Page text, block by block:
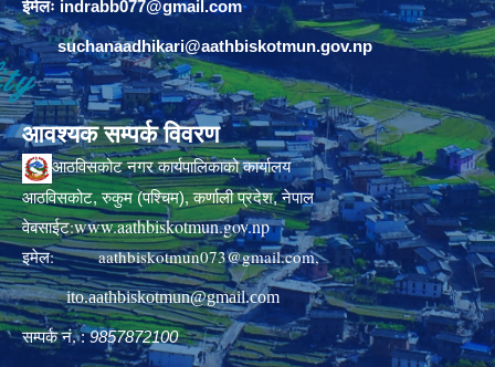
ईमेलः indrabb077@gmail.com
suchanaadhikari@aathbiskotmun.gov.np
आवश्यक सम्पर्क विवरण
आठविसकोट नगर कार्यपालिकाको कार्यालय
आठविसकोट, रुकुम (पश्चिम), कर्णाली प्रदेश, नेपाल
वेबसाईट:www.aathbiskotmun.gov.np
इमेल:aathbiskotmun073@gmail.com,
ito.aathbiskotmun@gmail.com
सम्पर्क नं. :9857872100